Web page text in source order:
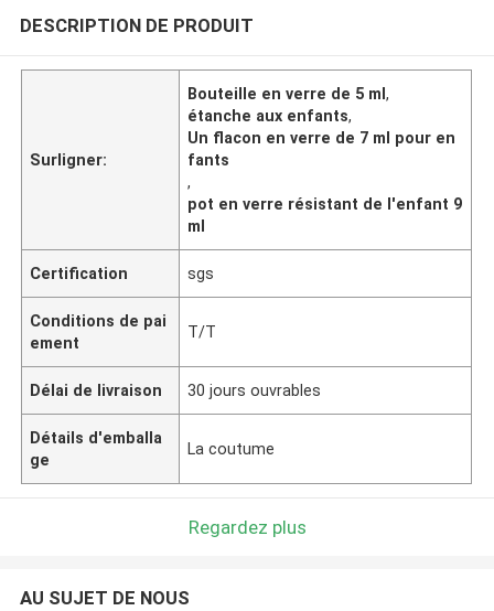
DESCRIPTION DE PRODUIT
Surligner:
Bouteille en verre de 5 ml,
étanche aux enfants,
Un flacon en verre de 7 ml pour en
fants
,
pot en verre résistant de l'enfant 9
ml
Certification sgs
Conditions de pai
ement
T/T
Délai de livraison 30 jours ouvrables
Détails d'emballa
ge
La coutume
Regardez plus
AU SUJET DE NOUS